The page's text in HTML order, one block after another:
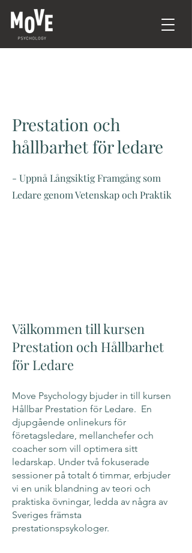
Prestation och
hållbarhet för ledare
- Uppnå Långsiktig Framgång som
Ledare genom Vetenskap och Praktik
Välkommen till kursen
Prestation och Hållbarhet
för Ledare
Move Psychology bjuder in till kursen
Hållbar Prestation för Ledare. En
djupgående onlinekurs för
företagsledare, mellanchefer och
coacher som vill optimera sitt
ledarskap. Under två fokuserade
sessioner på totalt 6 timmar, erbjuder
vi en unik blandning av teori och
praktiska övningar, ledda av några av
Sveriges främsta
prestationspsykologer.